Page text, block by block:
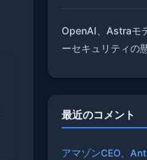
OpenAI、Astraモ
ーセキュリティの
最近のコメント
アマゾンCEO、